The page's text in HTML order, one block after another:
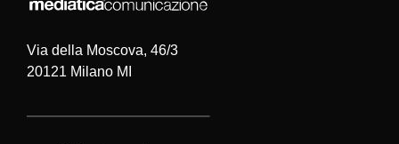
Via della Moscova, 46/3
20121 Milano MI